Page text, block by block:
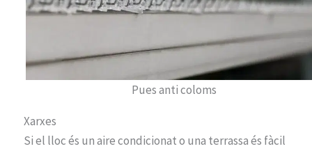
Pues anti coloms
Xarxes
Si el lloc és un aire condicionat o una terrassa és fàcil